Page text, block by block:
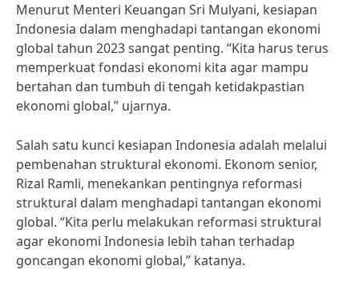
Menurut Menteri Keuangan Sri Mulyani, kesiapan
Indonesia dalam menghadapi tantangan ekonomi
global tahun 2023 sangat penting. “Kita harus terus
memperkuat fondasi ekonomi kita agar mampu
bertahan dan tumbuh di tengah ketidakpastian
ekonomi global,” ujarnya.
Salah satu kunci kesiapan Indonesia adalah melalui
pembenahan struktural ekonomi. Ekonom senior,
Rizal Ramli, menekankan pentingnya reformasi
struktural dalam menghadapi tantangan ekonomi
global. “Kita perlu melakukan reformasi struktural
agar ekonomi Indonesia lebih tahan terhadap
goncangan ekonomi global,” katanya.